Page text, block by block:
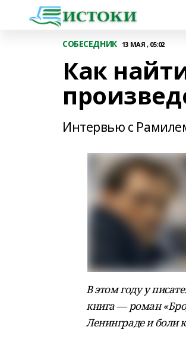
СОБЕСЕДНИК 13 МАЯ , 05:02
Как
Интервью с
В этом году у
книга — роман
Ленинграде и боли